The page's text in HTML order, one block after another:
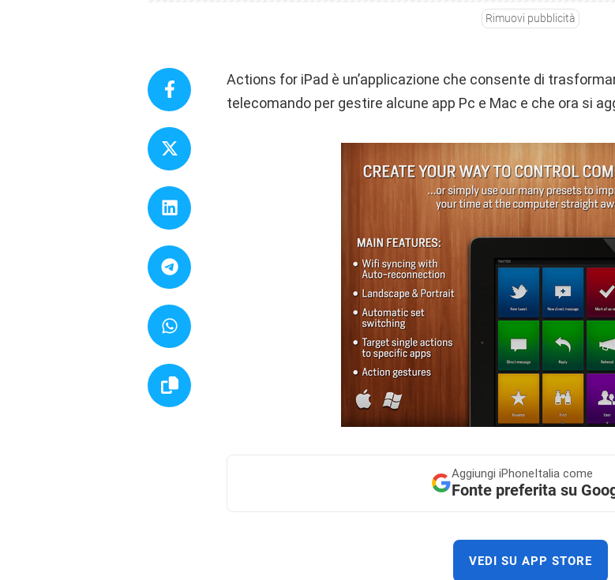
Rimuovi pubblicità
Actions for iPad è un’applicazione che consente di
telecomando per gestire alcune app Pc e Mac e che ora si
Aggiungi iPhoneItalia come
Fonte preferita su
VEDI SU APP STORE